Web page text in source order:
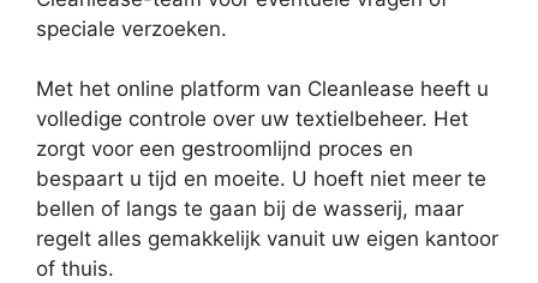
speciale verzoeken.
Met het online platform van Cleanlease heeft u
volledige controle over uw textielbeheer. Het
zorgt voor een gestroomlijnd proces en
bespaart u tijd en moeite. U hoeft niet meer te
bellen of langs te gaan bij de wasserij, maar
regelt alles gemakkelijk vanuit uw eigen kantoor
of thuis.